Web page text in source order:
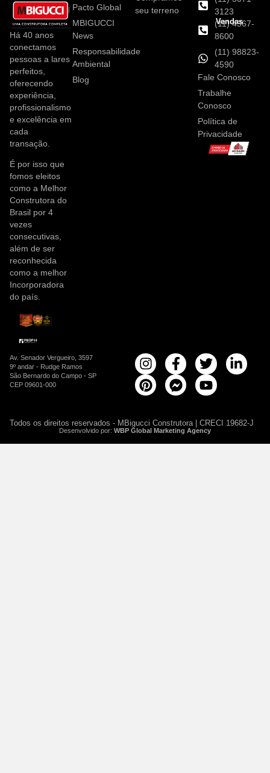
Há 40 anos
conectamos
pessoas a lares
perfeitos,
oferecendo
experiência,
profissionalismo
e excelência em
cada
transação.
É por isso que
fomos eleitos
como a Melhor
Construtora do
Brasil por 4
vezes
consecutivas,
além de ser
reconhecida
como a melhor
Incorporadora
do país.
Pacto Global
MBIGUCCI
News
Responsabilidade
Ambiental
Blog
seu terreno
3123
Vendas
(11) 4367-
8600
(11) 98823-
4590
Fale Conosco
Trabalhe
Conosco
Política de
Privacidade
Av. Senador Vergueiro, 3597
9º andar - Rudge Ramos
São Bernardo do Campo - SP
CEP 09601-000
Todos os direitos reservados - MBigucci Construtora | CRECI 19682-J
Desenvolvido por: WBP Global Marketing Agency